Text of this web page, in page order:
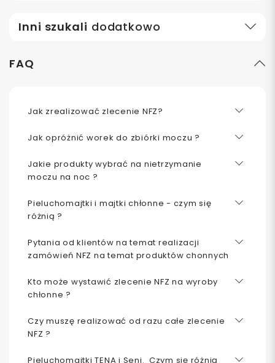
Inni szukali dodatkowo
FAQ
Jak zrealizować zlecenie NFZ?
Jak opróżnić worek do zbiórki moczu ?
Jakie produkty wybrać na nietrzymanie
moczu na noc ?
Pieluchomajtki i majtki chłonne - czym się
różnią ?
Pytania od klientów na temat realizacji
zamówień NFZ na temat produktów chonnych
Kto może wystawić zlecenie NFZ na wyroby
chłonne ?
Czy muszę realizować od razu całe zlecenie
NFZ ?
Pieluchomajtki TENA i Seni. Czym się różnią